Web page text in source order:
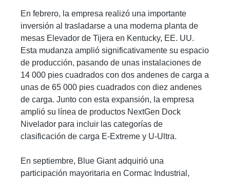
En febrero, la empresa realizó una importante
inversión al trasladarse a una moderna planta de
mesas Elevador de Tijera en Kentucky, EE. UU.
Esta mudanza amplió significativamente su espacio
de producción, pasando de unas instalaciones de
14 000 pies cuadrados con dos andenes de carga a
unas de 65 000 pies cuadrados con diez andenes
de carga. Junto con esta expansión, la empresa
amplió su línea de productos NextGen Dock
Nivelador para incluir las categorías de
clasificación de carga E-Extreme y U-Ultra.
En septiembre, Blue Giant adquirió una
participación mayoritaria en Cormac Industrial,